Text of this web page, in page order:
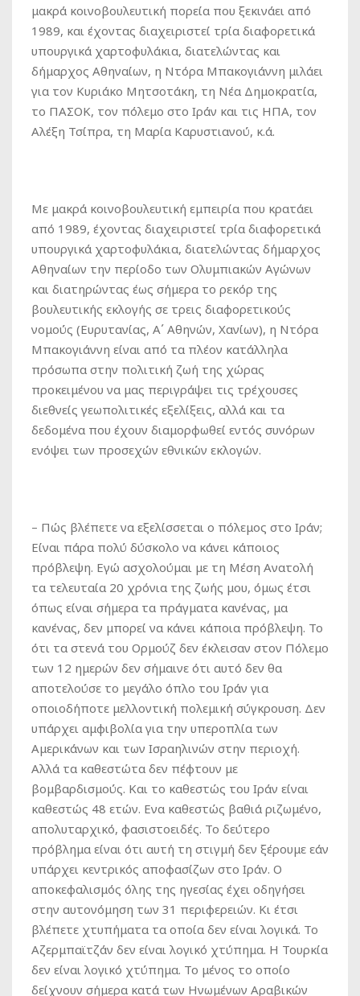
μακρά κοινοβουλευτική πορεία που ξεκινάει από
1989, και έχοντας διαχειριστεί τρία διαφορετικά
υπουργικά χαρτοφυλάκια, διατελώντας και
δήμαρχος Αθηναίων, η Ντόρα Μπακογιάννη μιλάει
για τον Κυριάκο Μητσοτάκη, τη Νέα Δημοκρατία,
το ΠΑΣΟΚ, τον πόλεμο στο Ιράν και τις ΗΠΑ, τον
Αλέξη Τσίπρα, τη Μαρία Καρυστιανού, κ.ά.
Με μακρά κοινοβουλευτική εμπειρία που κρατάει
από 1989, έχοντας διαχειριστεί τρία διαφορετικά
υπουργικά χαρτοφυλάκια, διατελώντας δήμαρχος
Αθηναίων την περίοδο των Ολυμπιακών Αγώνων
και διατηρώντας έως σήμερα το ρεκόρ της
βουλευτικής εκλογής σε τρεις διαφορετικούς
νομούς (Ευρυτανίας, Α΄ Αθηνών, Χανίων), η Ντόρα
Μπακογιάννη είναι από τα πλέον κατάλληλα
πρόσωπα στην πολιτική ζωή της χώρας
προκειμένου να μας περιγράψει τις τρέχουσες
διεθνείς γεωπολιτικές εξελίξεις, αλλά και τα
δεδομένα που έχουν διαμορφωθεί εντός συνόρων
ενόψει των προσεχών εθνικών εκλογών.
– Πώς βλέπετε να εξελίσσεται ο πόλεμος στο Ιράν;
Είναι πάρα πολύ δύσκολο να κάνει κάποιος
πρόβλεψη. Εγώ ασχολούμαι με τη Μέση Ανατολή
τα τελευταία 20 χρόνια της ζωής μου, όμως έτσι
όπως είναι σήμερα τα πράγματα κανένας, μα
κανένας, δεν μπορεί να κάνει κάποια πρόβλεψη. Το
ότι τα στενά του Ορμούζ δεν έκλεισαν στον Πόλεμο
των 12 ημερών δεν σήμαινε ότι αυτό δεν θα
αποτελούσε το μεγάλο όπλο του Ιράν για
οποιοδήποτε μελλοντική πολεμική σύγκρουση. Δεν
υπάρχει αμφιβολία για την υπεροπλία των
Αμερικάνων και των Ισραηλινών στην περιοχή.
Αλλά τα καθεστώτα δεν πέφτουν με
βομβαρδισμούς. Και το καθεστώς του Ιράν είναι
καθεστώς 48 ετών. Ενα καθεστώς βαθιά ριζωμένο,
απολυταρχικό, φασιστοειδές. Το δεύτερο
πρόβλημα είναι ότι αυτή τη στιγμή δεν ξέρουμε εάν
υπάρχει κεντρικός αποφασίζων στο Ιράν. Ο
αποκεφαλισμός όλης της ηγεσίας έχει οδηγήσει
στην αυτονόμηση των 31 περιφερειών. Κι έτσι
βλέπετε χτυπήματα τα οποία δεν είναι λογικά. Το
Αζερμπαϊτζάν δεν είναι λογικό χτύπημα. Η Τουρκία
δεν είναι λογικό χτύπημα. Το μένος το οποίο
δείχνουν σήμερα κατά των Ηνωμένων Αραβικών